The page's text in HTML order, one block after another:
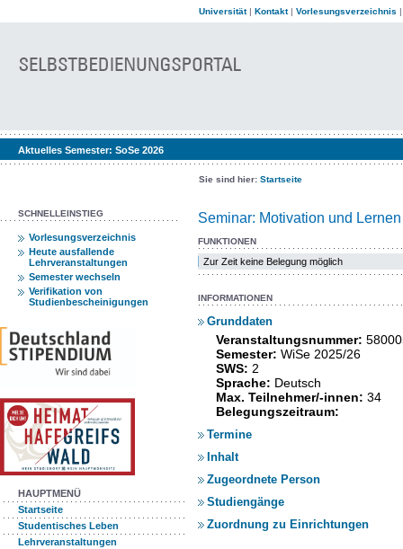
Universität| Kontakt| Vorlesungsverzeichnis
Aktuelles Semester: SoSe 2026
Sie sind hier: Startseite
SCHNELLEINSTIEG
Vorlesungsverzeichnis
Heute ausfallende
Lehrveranstaltungen
Semester wechseln
Verifikation von
Studienbescheinigungen
HAUPTMENÜ
Startseite
Studentisches Leben
Lehrveranstaltungen
Seminar: Motivation und
FUNKTIONEN
Zur Zeit keine Belegung möglich
INFORMATIONEN
Grunddaten
Veranstaltungsnummer:
Semester: WiSe 2025/26
SWS: 2
Sprache: Deutsch
Max. Teilnehmer/-innen: 34
Belegungszeitraum:
Termine
Inhalt
Zugeordnete Person
Studiengänge
Zuordnung zu Einrichtungen